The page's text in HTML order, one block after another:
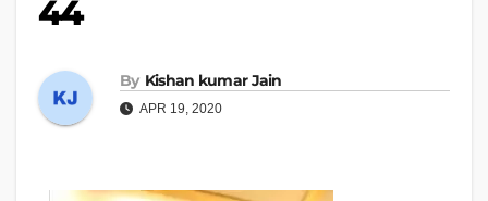
44
By Kishan kumar Jain
APR 19, 2020